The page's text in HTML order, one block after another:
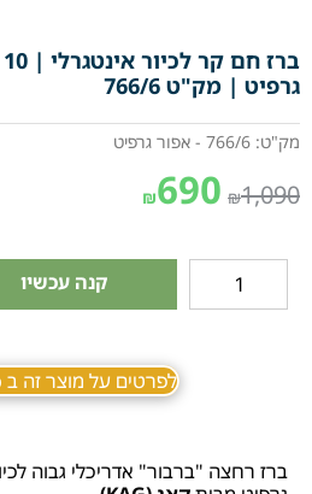
גרפיט | מק"ט 766/6
מק"ט: 766/6 - אפור גרפיט
₪1,090
₪690
קנה עכשיו
לפרטים על מוצר זה ב WhatsApp
ברז רחצה "ברבור" אדריכלי גבוה